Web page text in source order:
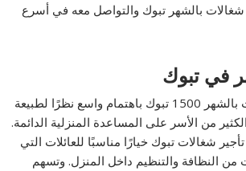
بالشهر تبوك والتواصل معه في أسرع
في تبوك
تحظى خدمات شغالات بالشهر 1500 تبوك باهتمام واسع نظرًا لطبيعة
من الأسر على المساعدة المنزلية الدائمة.
شغالات تبوك خيارًا مناسبًا للعائلات التي
النظافة والتنظيم داخل المنزل. وتسهم